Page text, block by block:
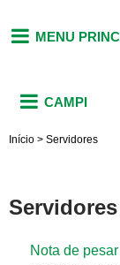
MENU
CAMPI
Início > Servidores
Servidores
Nota de pesar